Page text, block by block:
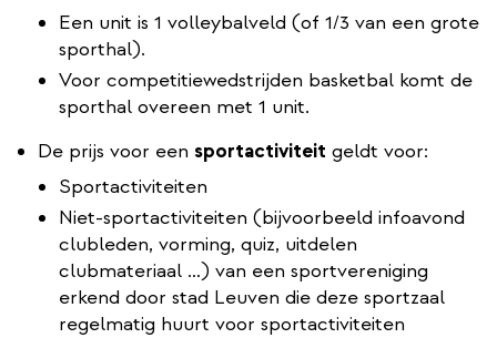
Een unit is 1 volleybalveld (of 1/3 van een grote
sporthal).
Voor competitiewedstrijden basketbal komt de
sporthal overeen met 1 unit.
De prijs voor een sportactiviteit geldt voor:
Sportactiviteiten
Niet-sportactiviteiten (bijvoorbeeld infoavond
clubleden, vorming, quiz, uitdelen
clubmateriaal …) van een sportvereniging
erkend door stad Leuven die deze sportzaal
regelmatig huurt voor sportactiviteiten